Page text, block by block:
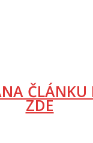
ZDE